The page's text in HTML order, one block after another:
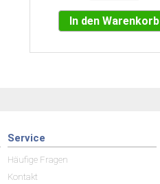
In den Warenkorb
Service
Häufige Fragen
Kontakt